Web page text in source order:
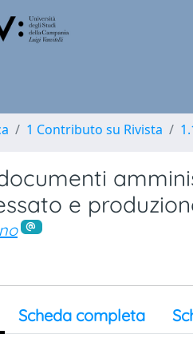
1 Contributo su Rivista
e
Scheda completa